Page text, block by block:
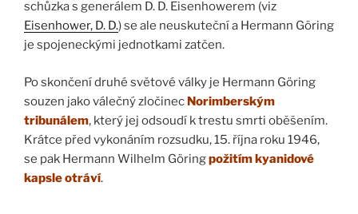
schůzka s generálem D. D. Eisenhowerem (viz
Eisenhower, D. D.) se ale neuskuteční a Hermann Göring
je spojeneckými jednotkami zatčen.
Po skončení druhé světové války je Hermann Göring
souzen jako válečný zločinec Norimberským
tribunálem, který jej odsoudí k trestu smrti oběšením.
Krátce před vykonáním rozsudku, 15. října roku 1946,
se pak Hermann Wilhelm Göringpožitím kyanidové
kapsle otráví.